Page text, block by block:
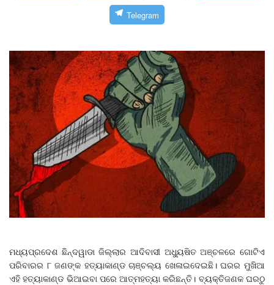
Telegram
ମଧ୍ୟପ୍ରଦେଶ ଛିନ୍ଦୱାଡା ଜିଲ୍ଲାର ଆଦିବାସୀ ଅଧ୍ୟୁଷିତ ଅଞ୍ଚଳରେ ଗୋଟିଏ
ପରିବାରର ୮ ଜଣଙ୍କ ହତ୍ୟାକାଣ୍ଡ ଚାଞ୍ଚଲ୍ୟ ଖେଳାଇଦେଇଛି। ଘରର ମୁଖିଆ
ଏହି ହତ୍ୟାକାଣ୍ଡ ଭିଆଇବା ପରେ ଆତ୍ମହତ୍ୟା କରିଛନ୍ତି। ବ୍ୟକ୍ତିଜଣକ ଘରଠୁ